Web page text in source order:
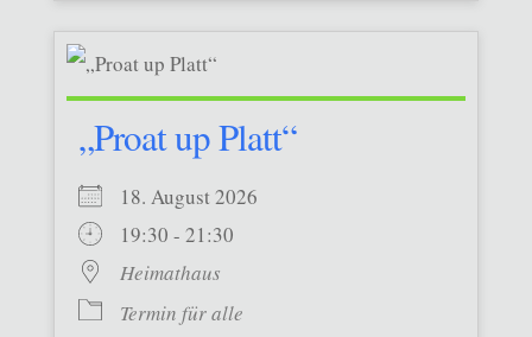
„Proat up Platt“
18. August 2026
19:30 - 21:30
Heimathaus
Termin für alle